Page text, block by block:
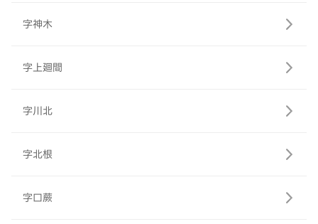
字神木
字上廻間
字川北
字北根
字口蕨